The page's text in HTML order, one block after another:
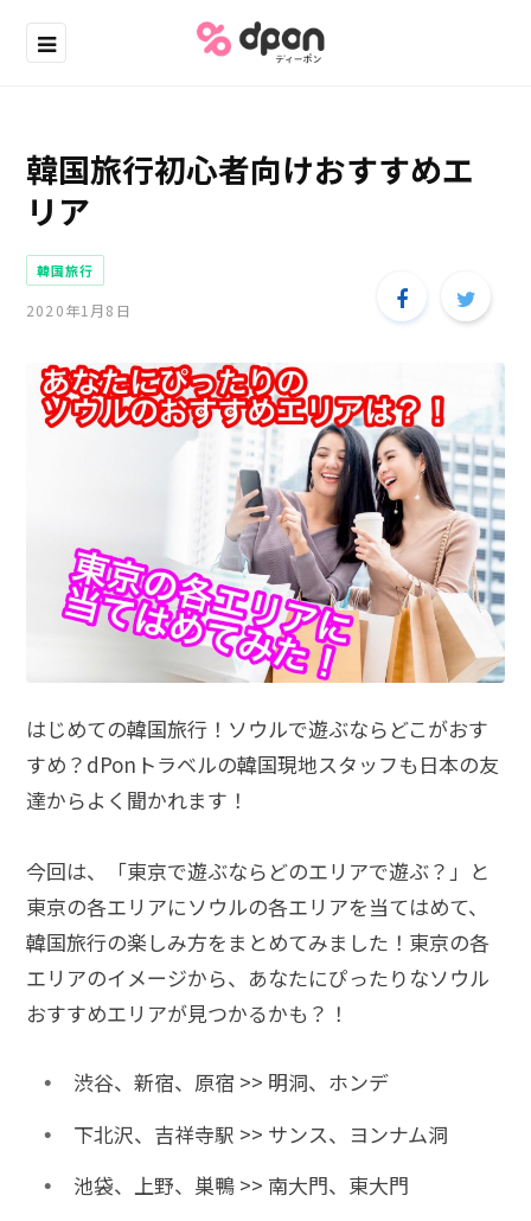
韓国旅行
韓国旅行初心者向けおすすめエ
リア
2020年1月8日
はじめての韓国旅行！ソウルで遊ぶならどこがおす
すめ？dPonトラベルの韓国現地スタッフも日本の友
達からよく聞かれます！
今回は、「東京で遊ぶならどのエリアで遊ぶ？」と
東京の各エリアにソウルの各エリアを当てはめて、
韓国旅行の楽しみ方をまとめてみました！東京の各
エリアのイメージから、あなたにぴったりなソウル
おすすめエリアが見つかるかも？！
渋谷、新宿、原宿 >> 明洞、ホンデ
下北沢、吉祥寺駅 >> サンス、ヨンナム洞
池袋、上野、巣鴨 >> 南大門、東大門